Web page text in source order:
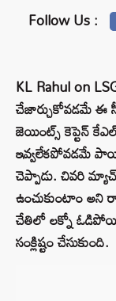
Follow Us :
KL Rahul on
చేజార్చుకోవడమే ఈ
జెయింట్స్‌ కెప్టెన్
ఇవ్వలేకపోవడమే
చెప్పాడు. చివరి
ఉంచుకుంటాం అని
చేతిలో లక్నో
సంక్లిష్టం చేసుకుంది.